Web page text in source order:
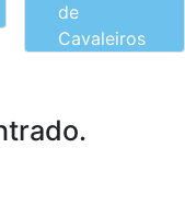
de
Cavaleiros